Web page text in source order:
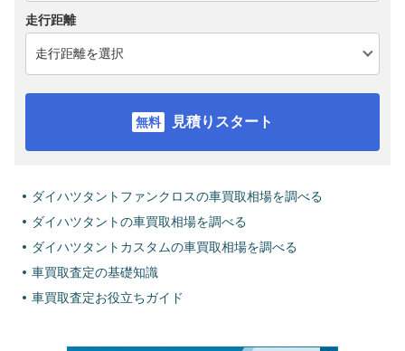
走行距離
見積りスタート
ダイハツタントファンクロスの車買取相場を調べる
ダイハツタントの車買取相場を調べる
ダイハツタントカスタムの車買取相場を調べる
車買取査定の基礎知識
車買取査定お役立ちガイド